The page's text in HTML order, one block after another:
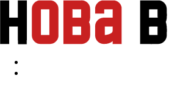
Перейти к основному содержанию